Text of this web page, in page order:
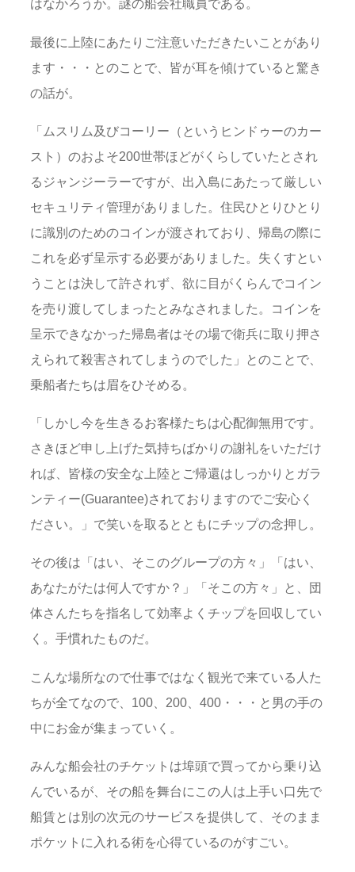
はなかろうか。謎の船会社職員である。
最後に上陸にあたりご注意いただきたいことがあり
ます・・・とのことで、皆が耳を傾けていると驚き
の話が。
「ムスリム及びコーリー（というヒンドゥーのカー
スト）のおよそ200世帯ほどがくらしていたとされ
るジャンジーラーですが、出入島にあたって厳しい
セキュリティ管理がありました。住民ひとりひとり
に識別のためのコインが渡されており、帰島の際に
これを必ず呈示する必要がありました。失くすとい
うことは決して許されず、欲に目がくらんでコイン
を売り渡してしまったとみなされました。コインを
呈示できなかった帰島者はその場で衛兵に取り押さ
えられて殺害されてしまうのでした」とのことで、
乗船者たちは眉をひそめる。
「しかし今を生きるお客様たちは心配御無用です。
さきほど申し上げた気持ちばかりの謝礼をいただけ
れば、皆様の安全な上陸とご帰還はしっかりとガラ
ンティー(Guarantee)されておりますのでご安心く
ださい。」で笑いを取るとともにチップの念押し。
その後は「はい、そこのグループの方々」「はい、
あなたがたは何人ですか？」「そこの方々」と、団
体さんたちを指名して効率よくチップを回収してい
く。手慣れたものだ。
こんな場所なので仕事ではなく観光で来ている人た
ちが全てなので、100、200、400・・・と男の手の
中にお金が集まっていく。
みんな船会社のチケットは埠頭で買ってから乗り込
んでいるが、その船を舞台にこの人は上手い口先で
船賃とは別の次元のサービスを提供して、そのまま
ポケットに入れる術を心得ているのがすごい。